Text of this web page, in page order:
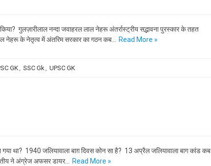
गुलज़ारीलाल नन्दा जवाहरल लाल नेहरू अंतर्रास्ट्रीय सद्भावना पुरस्कार के तहत
नेहरू के नेतृत्व में अंतरिम सरकार का गठन कब…
Read More »
GK, SSC Gk, UPSC GK
गया था? 1940 जलियावाला बाग़ दिवस कोन सा है? 13 अप्रैल जलियावाला बाग कांड कब
ने अंग्रेज अफसर डायर…
Read More »